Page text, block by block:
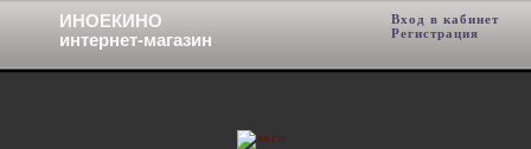
ИНОЕКИНО
интернет-магазин
Вход в кабинет
Регистрация